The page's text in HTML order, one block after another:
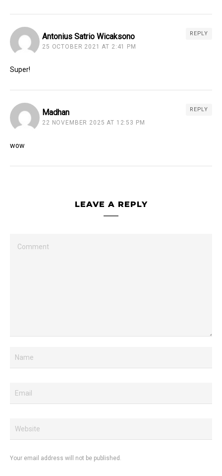
Antonius Satrio Wicaksono
25 OCTOBER 2021 AT 2:41 PM
REPLY
Super!
Madhan
22 NOVEMBER 2025 AT 12:53 PM
REPLY
wow
LEAVE A REPLY
Your email address will not be published.